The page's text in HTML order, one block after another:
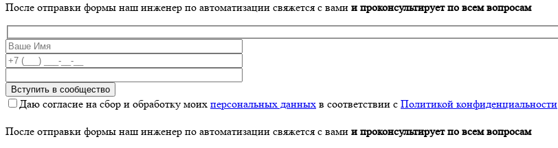
После отправки формы наш инженер по автоматизации свяжется с вами и проконсультирует по всем вопросам
Даю согласие на сбор и обработку моих персональных данных в соответствии с Политикой конфиденциальности
После отправки формы наш инженер по автоматизации свяжется с вами и проконсультирует по всем вопросам